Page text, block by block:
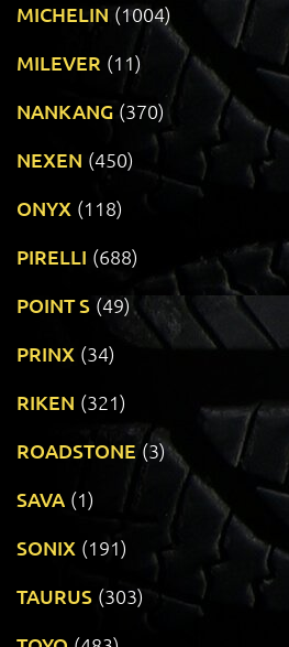
MICHELIN (1004)
MILEVER (11)
NANKANG (370)
NEXEN (450)
ONYX (118)
PIRELLI (688)
POINT S (49)
PRINX (34)
RIKEN (321)
ROADSTONE (3)
SAVA (1)
SONIX (191)
TAURUS (303)